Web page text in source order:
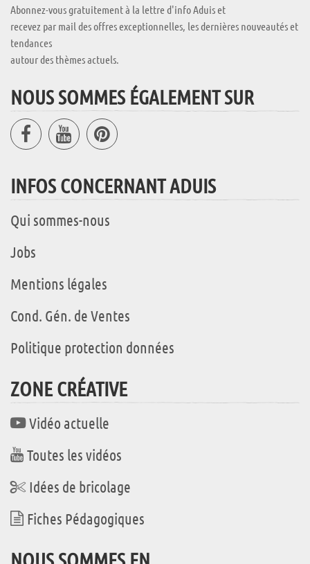
Abonnez-vous gratuitement à la lettre d'info Aduis et
recevez par mail des offres exceptionnelles, les dernières nouveautés et
tendances
autour des thèmes actuels.
NOUS SOMMES ÉGALEMENT SUR
INFOS CONCERNANT ADUIS
Qui sommes-nous
Jobs
Mentions légales
Cond. Gén. de Ventes
Politique protection données
ZONE CRÉATIVE
Vidéo actuelle
Toutes les vidéos
Idées de bricolage
Fiches Pédagogiques